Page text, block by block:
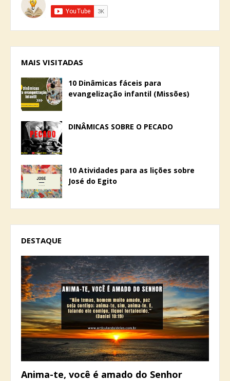
MAIS VISITADAS
10 Dinâmicas fáceis para
evangelização infantil (Missões)
DINÂMICAS SOBRE O PECADO
10 Atividades para as lições sobre
José do Egito
DESTAQUE
Anima-te, você é amado do Senhor